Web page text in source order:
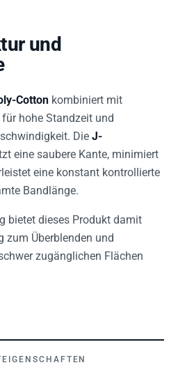
und
Cotton kombiniert mit
hohe Standzeit und
Die J-
eine saubere Kante, minimiert
eine konstant kontrollierte
Bandlänge.
bietet dieses Produkt damit
zum Überblenden und
zugänglichen Flächen